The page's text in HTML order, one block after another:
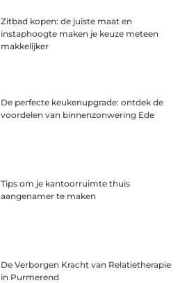
Zitbad kopen: de juiste maat en
instaphoogte maken je keuze meteen
makkelijker
De perfecte keukenupgrade: ontdek de
voordelen van binnenzonwering Ede
Tips om je kantoorruimte thuis
aangenamer te maken
De Verborgen Kracht van Relatietherapie
in Purmerend